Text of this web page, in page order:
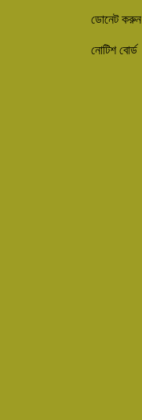
ডোনেট করুন
নোটিশ বোর্ড